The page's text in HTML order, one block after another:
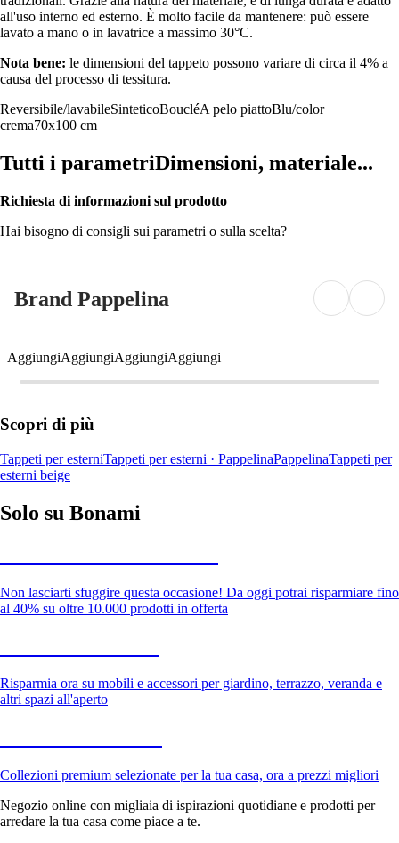
all'uso interno ed esterno. È molto facile da mantenere: può essere
lavato a mano o in lavatrice a massimo 30°C.
Nota bene: le dimensioni del tappeto possono variare di circa il 4% a
causa del processo di tessitura.
Reversibile/lavabileSinteticoBoucléA pelo piattoBlu/color
crema70x100 cm
Tutti i parametriDimensioni, materiale...
Richiesta di informazioni sul prodotto
Hai bisogno di consigli sui parametri o sulla scelta?
Brand Pappelina
AggiungiAggiungiAggiungiAggiungi
Scopri di più
Tappeti per esterniTappeti per esterni · PappelinaPappelinaTappeti per
esterni beige
Solo su Bonami
Non lasciarti sfuggire questa occasione! Da oggi potrai risparmiare fino
al 40% su oltre 10.000 prodotti in offerta
Risparmia ora su mobili e accessori per giardino, terrazzo, veranda e
altri spazi all'aperto
Collezioni premium selezionate per la tua casa, ora a prezzi migliori
Negozio online con migliaia di ispirazioni quotidiane e prodotti per
arredare la tua casa come piace a te.